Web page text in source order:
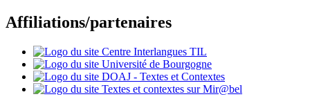
Affiliations/partenaires